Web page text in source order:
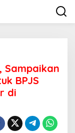
Sampaikan
BPJS
di